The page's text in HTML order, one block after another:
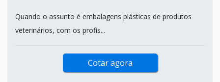
Quando o assunto é embalagens plásticas de produtos
veterinários, com os profis...
Cotar agora